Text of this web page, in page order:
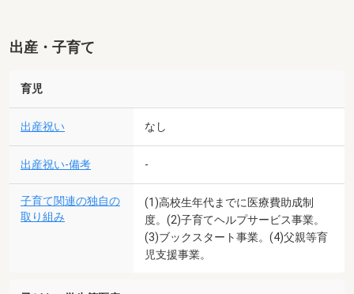
出産・子育て
育児
出産祝い なし
出産祝い-備考 -
子育て関連の独自の
取り組み
(1)高校生年代までに医療費助成制
度。(2)子育てヘルプサービス事業。
(3)ブックスタート事業。(4)父親等育
児支援事業。